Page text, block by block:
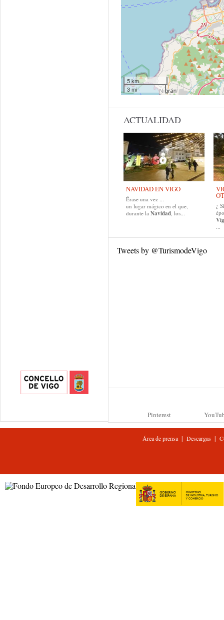
5 km
3 mi
ACTUALIDAD
NAVIDAD EN VIGO
Érase una vez ...
un lugar mágico en el que,
durante la Navidad, los...
¿
...
Tweets by @TurismodeVigo
Pinterest
Área de prensa| Descargas|